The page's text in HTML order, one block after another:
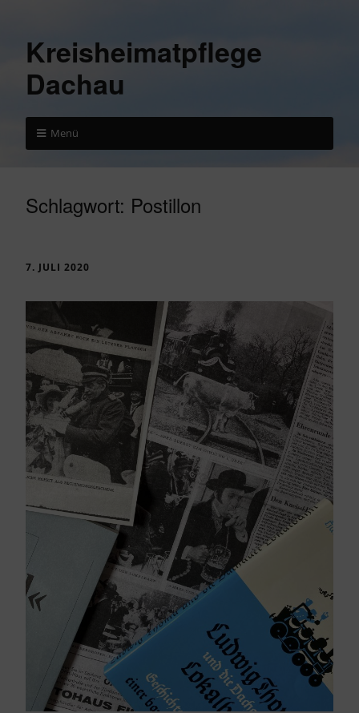
Kreisheimatpflege
Dachau
Menü
Schlagwort: Postillon
7. JULI 2020